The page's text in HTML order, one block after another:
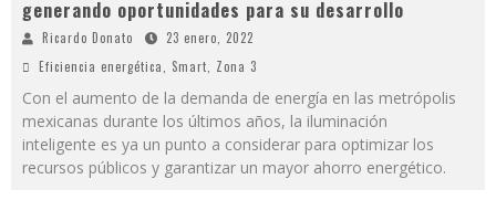
generando oportunidades para su desarrollo
Ricardo Donato
23 enero, 2022
Eficiencia energética, Smart, Zona 3
Con el aumento de la demanda de energía en las metrópolis
mexicanas durante los últimos años, la iluminación
inteligente es ya un punto a considerar para optimizar los
recursos públicos y garantizar un mayor ahorro energético.